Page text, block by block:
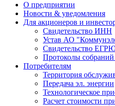
О предприятии
Новости & уведомления
Для акционеров и
Свидетельство ИНН
Устав АО
Свидетельство
Протоколы
Потребителям
Территория
Передача эл. энергии
Технологическое
Расчет стоимости